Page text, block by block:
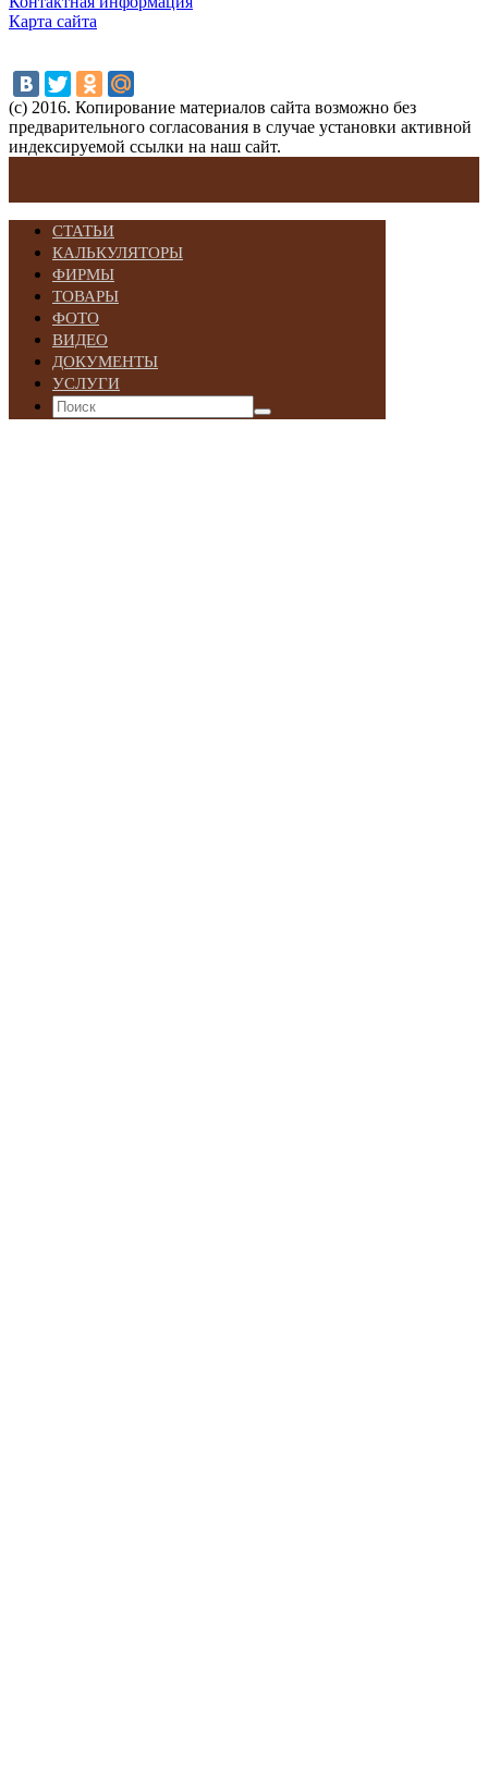
Карта сайта
(с) 2016. Копирование материалов сайта возможно без
предварительного согласования в случае установки активной
индексируемой ссылки на наш сайт.
СТАТЬИ
КАЛЬКУЛЯТОРЫ
ФИРМЫ
ТОВАРЫ
ФОТО
ВИДЕО
ДОКУМЕНТЫ
УСЛУГИ